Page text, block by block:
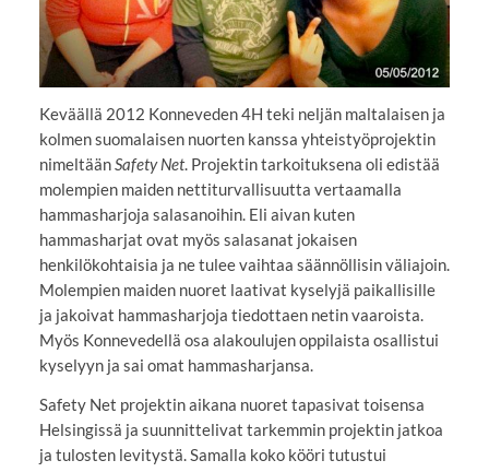
Keväällä 2012 Konneveden 4H teki neljän maltalaisen ja
kolmen suomalaisen nuorten kanssa yhteistyöprojektin
nimeltäänSafety Net. Projektin tarkoituksena oli edistää
molempien maiden nettiturvallisuutta vertaamalla
hammasharjoja salasanoihin. Eli aivan kuten
hammasharjat ovat myös salasanat jokaisen
henkilökohtaisia ja ne tulee vaihtaa säännöllisin väliajoin.
Molempien maiden nuoret laativat kyselyjä paikallisille
ja jakoivat hammasharjoja tiedottaen netin vaaroista.
Myös Konnevedellä osa alakoulujen oppilaista osallistui
kyselyyn ja sai omat hammasharjansa.
Safety Net projektin aikana nuoret tapasivat toisensa
Helsingissä ja suunnittelivat tarkemmin projektin jatkoa
ja tulosten levitystä. Samalla koko kööri tutustui